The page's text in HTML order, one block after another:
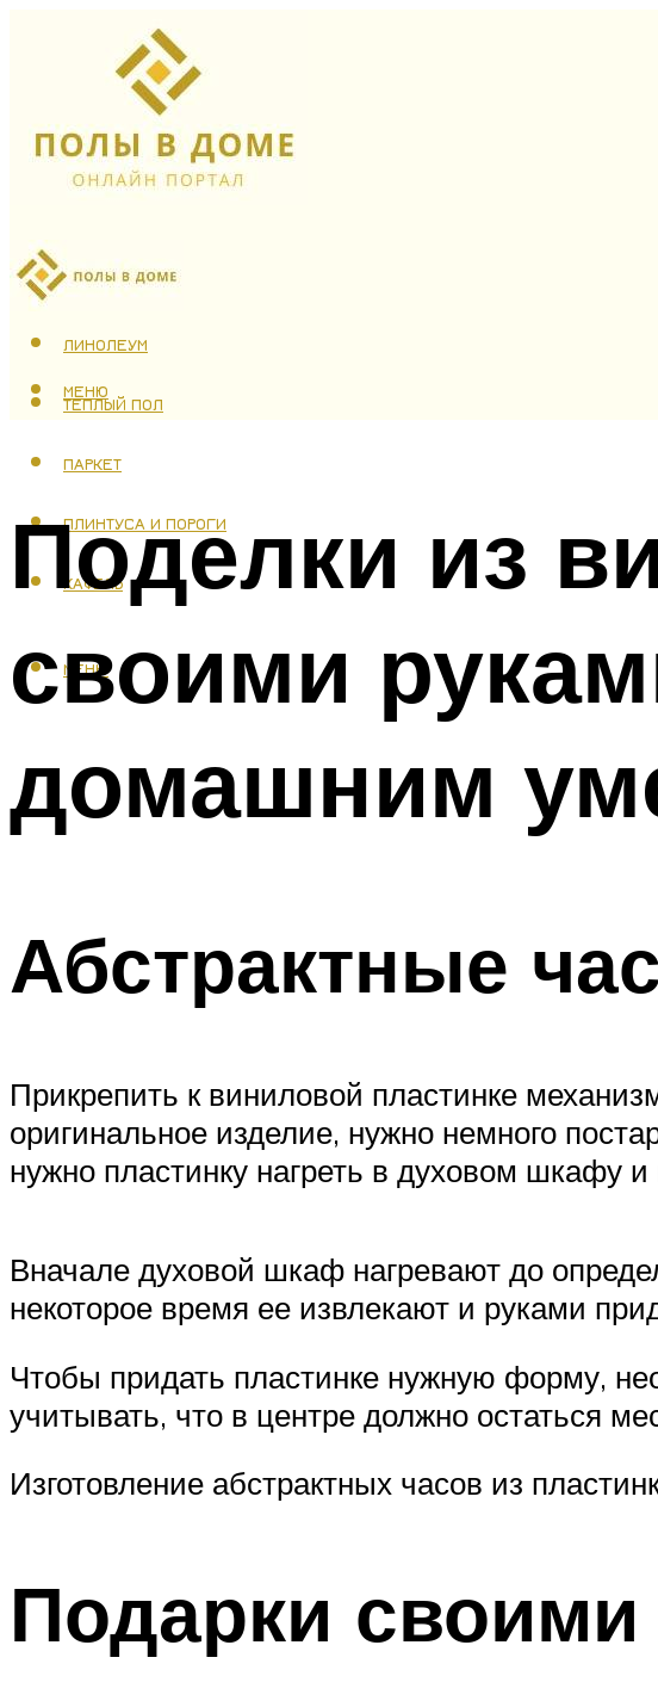
ЛАМИНАТ
ЛИНОЛЕУМ
ТЕПЛЫЙ ПОЛ
ПАРКЕТ
ПЛИНТУСА И ПОРОГИ
КАФЕЛЬ
МЕНЮ
МЕНЮ
Поделки из
своими
домашним
Абстрактные
Прикрепить к виниловой пластинке
оригинальное изделие, нужно немного
нужно пластинку нагреть в духовом шкафу
Вначале духовой шкаф нагревают до
некоторое время ее извлекают и руками
Чтобы придать пластинке нужную форму,
учитывать, что в центре должно остаться
Изготовление абстрактных часов из
Подарки своими